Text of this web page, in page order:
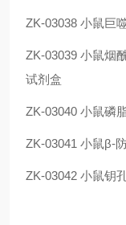
ZK-03038 小鼠巨
ZK-03039 小鼠烟
试剂盒
ZK-03040 小鼠磷
ZK-03041 小鼠β-
ZK-03042 小鼠钥